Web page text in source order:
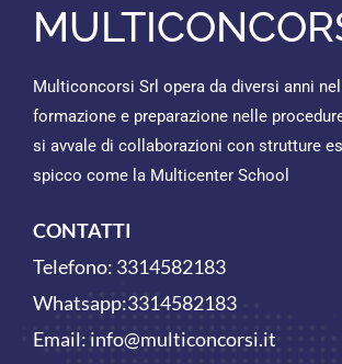
Multiconcorsi Srl opera da diversi anni
formazione e preparazione nelle
si avvale di collaborazioni con strutture
spicco come la Multicenter School
CONTATTI
Telefono: 3314582183
Whatsapp:3314582183
Email: info@multiconcorsi.it